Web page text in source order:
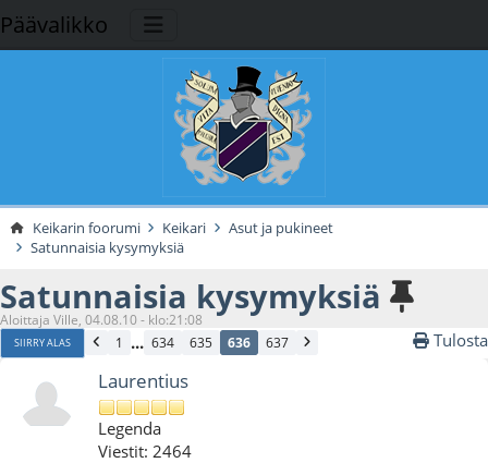
Päävalikko
Keikarin foorumi Keikari
Asut ja pukineet
Satunnaisia kysymyksiä
Satunnaisia kysymyksiä
Aloittaja Ville, 04.08.10 - klo:21:08
SIIRRY ALAS 1 ... 634 635 636 637 Tulosta
Laurentius
Legenda
Viestit: 2464